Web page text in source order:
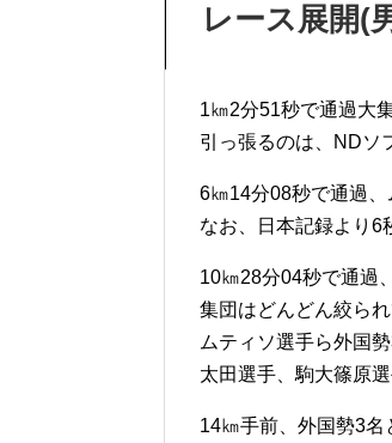
レース展開(
1㎞2分51秒で通過大
引っ張るのは、NDソ
6㎞14分08秒で通過
なお、日本記録より6
10㎞28分04秒で通過
集団はどんどん絞られ
ムティソ選手ら外国勢
太田選手、駒大篠原
14㎞手前、外国勢3名